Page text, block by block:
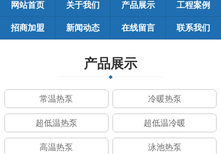
网站首页 关于我们 产品展示 工程案例
招商加盟 新闻动态 在线留言 联系我们
产品展示
常温热泵 冷暖热泵
超低温热泵 超低温冷暖
高温热泵 泳池热泵